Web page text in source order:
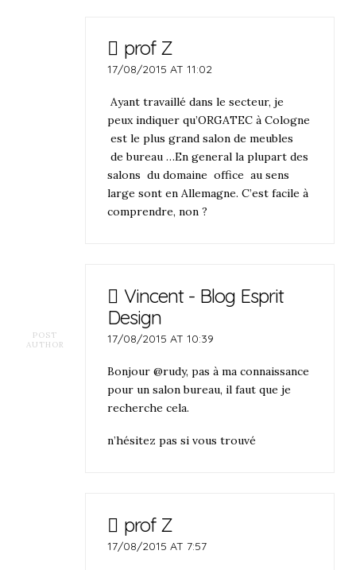
prof Z
17/08/2015 AT 11:02
Ayant travaillé dans le secteur, je
peux indiquer qu’ORGATEC à Cologne
est le plus grand salon de meubles
de bureau …En general la plupart des
salons du domaine office au sens
large sont en Allemagne. C’est facile à
comprendre, non ?
POST
AUTHOR
Vincent - Blog Esprit
Design
17/08/2015 AT 10:39
Bonjour @rudy, pas à ma connaissance
pour un salon bureau, il faut que je
recherche cela.
n’hésitez pas si vous trouvé
prof Z
17/08/2015 AT 7:57